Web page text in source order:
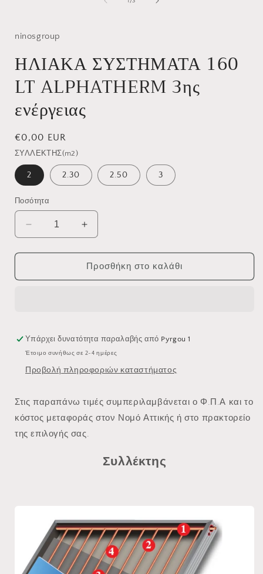
ninosgroup
ΗΛΙΑΚΑ ΣΥΣΤΗΜΑΤΑ 160
LT ALPHATHERM 3ης
ενέργειας
Κανονική
τιμή
€0,00 EUR
ΣΥΛΛΕΚΤΗΣ(m2)
2 2.30 2.50 3
Ποσότητα
Μείωση
ποσότητας
για
ΣΥΣΤΗΜΑΤΑ
ενέργειας
Αύξηση
ποσότητας
για
ΗΛΙΑΚΑ
ΣΥΣΤΗΜΑΤΑ
ενέργειας
Προσθήκη στο καλάθι
Υπάρχει δυνατότητα παραλαβής από Pyrgou 1
Έτοιμο συνήθως σε 2-4 ημέρες
Προβολή πληροφοριών καταστήματος
Στις παραπάνω τιμές συμπεριλαμβάνεται ο Φ.Π.Α και το
κόστος μεταφοράς στον Νομό Αττικής ή στο πρακτορείο
της επιλογής σας.
Συλλέκτης